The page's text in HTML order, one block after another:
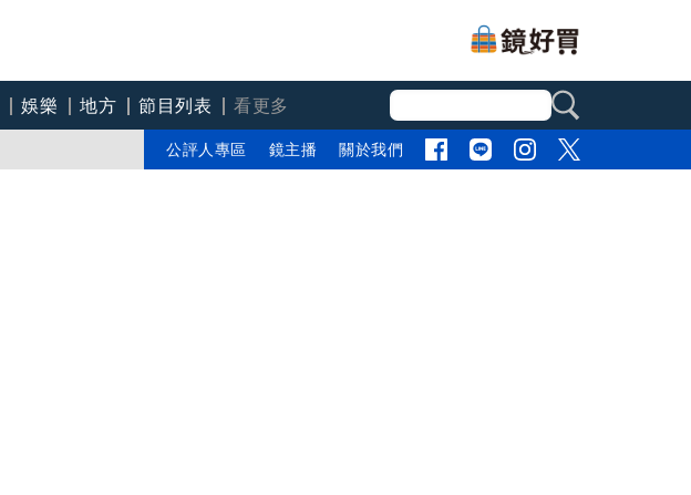
娛樂 地方 節目列表
看更多
公評人專區 鏡主播 關於我們